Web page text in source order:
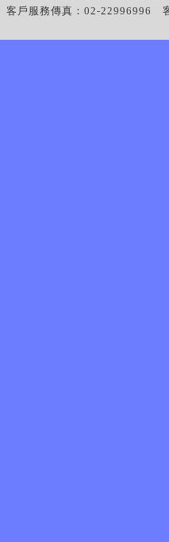
客戶服務傳真：02-22996996